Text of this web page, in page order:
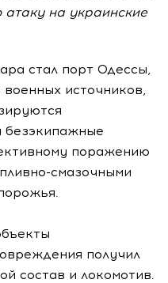
на украинские
стал порт Одессы,
источников,
безэкипажные
поражению
смазочными
получил
состав и локомотив.